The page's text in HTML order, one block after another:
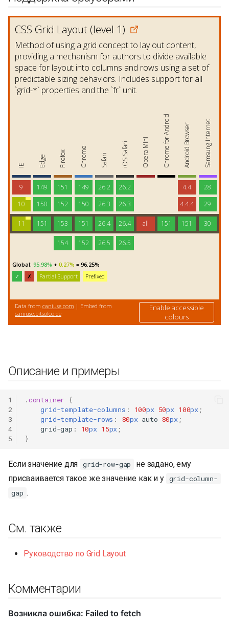
Описание и примеры
1
2
3
4
5
.container
{
grid-template-columns : 100px 50px 100px;
grid-template-rows : 80px auto 80px;
grid-gap : 10px 15px;
}
Если значение для grid-row-gap
не задано, ему
присваивается такое же значение как и у grid-column-
gap .
См. также
Руководство по Grid Layout
Комментарии